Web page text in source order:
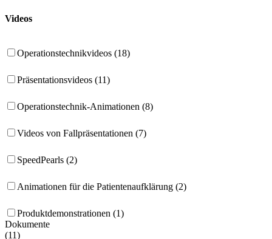
Videos
Operationstechnikvideos (18)
Präsentationsvideos (11)
Operationstechnik-Animationen (8)
Videos von Fallpräsentationen (7)
SpeedPearls (2)
Animationen für die Patientenaufklärung (2)
Produktdemonstrationen (1)
Dokumente
(11)